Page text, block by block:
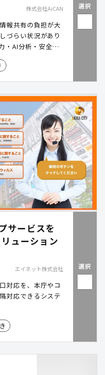
株式会社AiCAN
報共有の負担が大
づらい状況があり
・AI分析・安全な
報共有の効率化と
スです。本資料で
選択
サービスを
ューション
エイネット株式会社
対応を、本庁やコ
対応できるシステ
選択